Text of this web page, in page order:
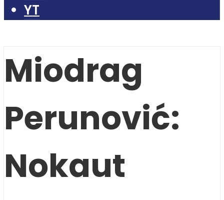
YT
Miodrag
Perunović:
Nokaut